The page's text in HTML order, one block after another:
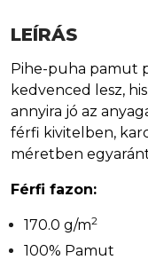
LEÍRÁS
Pihe-puha pamut
kedvenced lesz,
annyira jó az
férfi kivitelben,
méretben
Férfi fazon:
170.0 g/m2
100% Pamut